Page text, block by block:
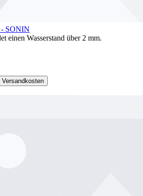
- SONIN
einen Wasserstand über 2 mm.